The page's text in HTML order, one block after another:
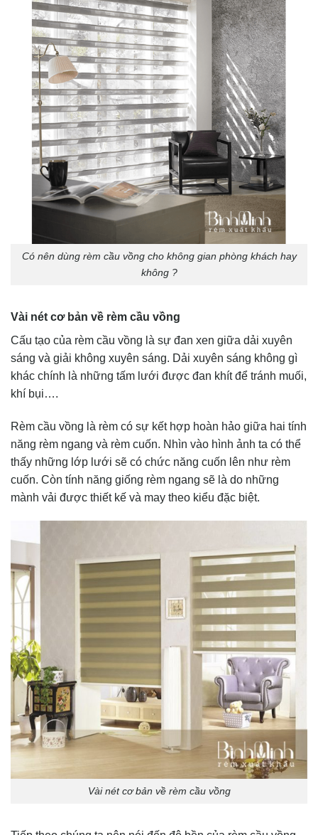
Có nên dùng rèm cầu vồng cho không gian phòng khách hay
không ?
Vài nét cơ bản về rèm cầu vồng
Cấu tạo của rèm cầu vồng là sự đan xen giữa dải xuyên
sáng và giải không xuyên sáng. Dải xuyên sáng không gì
khác chính là những tấm lưới được đan khít để tránh muối,
khí bụi….
Rèm cầu vồng là rèm có sự kết hợp hoàn hảo giữa hai tính
năng rèm ngang và rèm cuốn. Nhìn vào hình ảnh ta có thể
thấy những lớp lưới sẽ có chức năng cuốn lên như rèm
cuốn. Còn tính năng giống rèm ngang sẽ là do những
mành vải được thiết kế và may theo kiểu đặc biệt.
Vài nét cơ bản về rèm cầu vồng